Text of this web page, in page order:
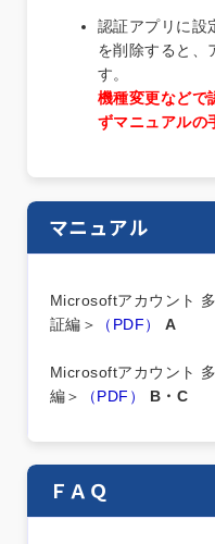
認証アプリに設
を削除すると、
す。
機種変更などで
ずマニュアルの
マニュアル
Microsoftアカウント
証編＞
（PDF） A
Microsoftアカウント
編＞
（PDF） B・C
ＦＡＱ